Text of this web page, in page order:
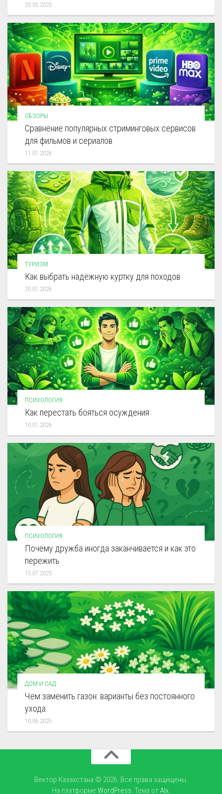
25.05.2025
ОБЗОРЫ
Сравнение популярных стриминговых сервисов
для фильмов и сериалов
11.01.2026
ТУРИЗМ
Как выбрать надёжную куртку для походов
20.01.2026
ПСИХОЛОГИЯ
Как перестать бояться осуждения
10.01.2026
ПСИХОЛОГИЯ
Почему дружба иногда заканчивается и как это
пережить
15.07.2025
ДОМ И САД
Чем заменить газон: варианты без постоянного
ухода
10.06.2025
Вектор Казахстана © 2026. Все права защищены.
На платформе WordPress. Тема отAlx.